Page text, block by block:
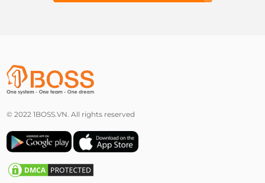
© 2022 1BOSS.VN. All rights reserved